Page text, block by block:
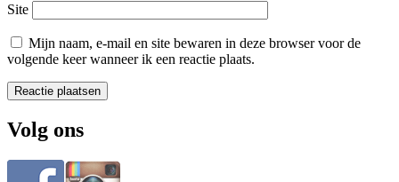
Site
Mijn naam, e-mail en site bewaren in deze browser voor de
volgende keer wanneer ik een reactie plaats.
Volg ons